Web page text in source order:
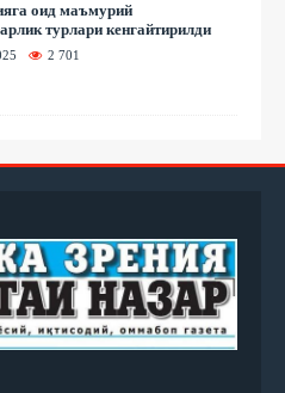
оид маъмурий
турлари кенгайтирилди
2 701